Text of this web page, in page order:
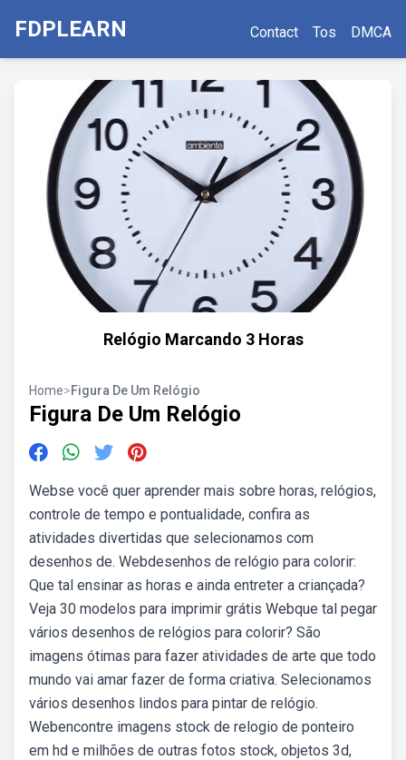
FDPLEARN Contact Tos DMCA
Relógio Marcando 3 Horas
Home>Figura De Um Relógio
Figura De Um Relógio
Webse você quer aprender mais sobre horas, relógios,
controle de tempo e pontualidade, confira as
atividades divertidas que selecionamos com
desenhos de. Webdesenhos de relógio para colorir:
Que tal ensinar as horas e ainda entreter a criançada?
Veja 30 modelos para imprimir grátis Webque tal pegar
vários desenhos de relógios para colorir? São
imagens ótimas para fazer atividades de arte que todo
mundo vai amar fazer de forma criativa. Selecionamos
vários desenhos lindos para pintar de relógio.
Webencontre imagens stock de relogio de ponteiro
em hd e milhões de outras fotos stock, objetos 3d,